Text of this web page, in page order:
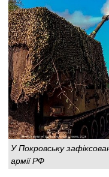
У Покровську
армії РФ